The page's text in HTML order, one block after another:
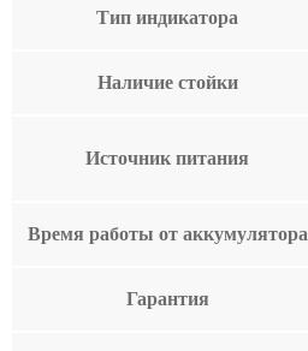
Тип индикатора
Наличие стойки
Источник питания
Время работы от аккумулятора
Гарантия